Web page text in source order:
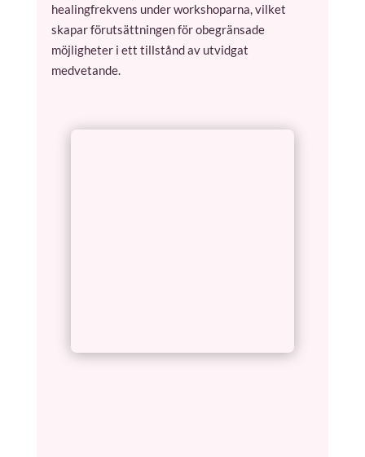
healingfrekvens under workshoparna, vilket
skapar förutsättningen för obegränsade
möjligheter i ett tillstånd av utvidgat
medvetande.